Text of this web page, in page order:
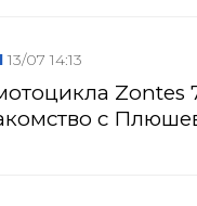
13/07 14:13
Zontes
с